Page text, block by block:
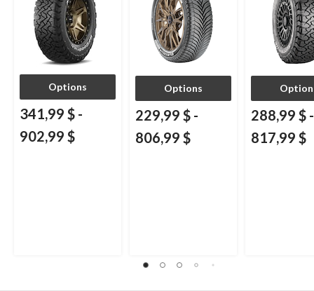
Options
341,99 $ -
902,99 $
Options
229,99 $ -
806,99 $
288,99 $ -
817,99 $